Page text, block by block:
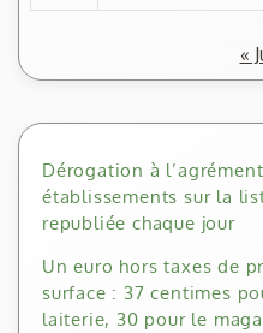
«
Dérogation à
établissements sur la
republiée chaque jour
Un euro hors taxes de
surface : 37 centimes
laiterie, 30 pour le